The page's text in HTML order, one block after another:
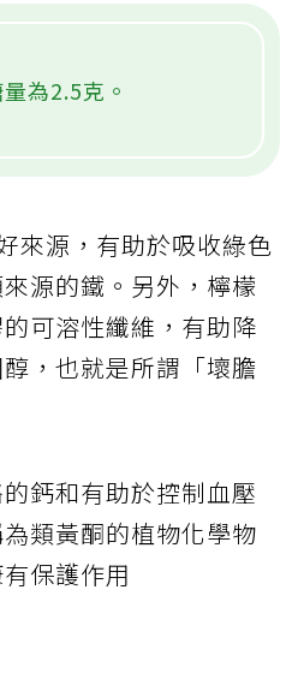
為2.5克。
來源，有助於吸收綠色
源的鐵。另外，檸檬
可溶性纖維，有助降
，也就是所謂「壞膽
鈣和有助於控制血壓
類黃酮的植物化學物
保護作用